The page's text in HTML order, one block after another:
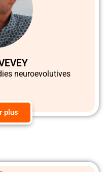
neuroevolutives
plus